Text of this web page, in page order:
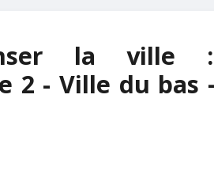
la ville :
2 - Ville du